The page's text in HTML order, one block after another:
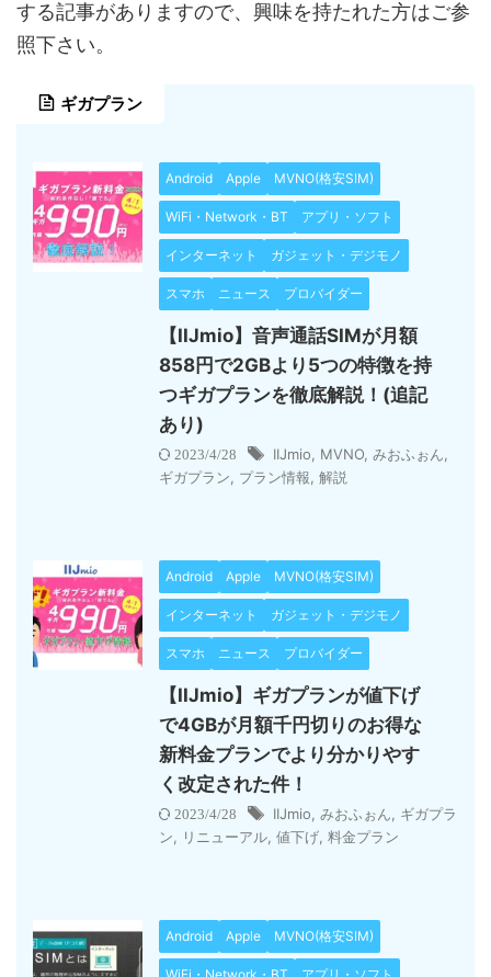
する記事がありますので、興味を持たれた方はご参
照下さい。
ギガプラン
Android Apple MVNO(格安SIM)
WiFi・Network・BT アプリ・ソフト
インターネット ガジェット・デジモノ
スマホ ニュース プロバイダー
【IIJmio】音声通話SIMが月額
858円で2GBより5つの特徴を持
つギガプランを徹底解説！(追記
あり)
2023/4/28 IIJmio MVNO みおふぉん
ギガプラン
プラン情報 解説
Android Apple MVNO(格安SIM)
インターネット ガジェット・デジモノ
スマホ ニュース プロバイダー
【IIJmio】ギガプランが値下げ
で4GBが月額千円切りのお得な
新料金プランでより分かりやす
く改定された件！
2023/4/28 IIJmio みおふぉん
ギガプラ
ン
リニューアル 値下げ 料金プラン
Android Apple MVNO(格安SIM)